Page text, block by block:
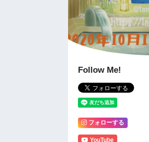
Follow Me!
フォローする
YouTube